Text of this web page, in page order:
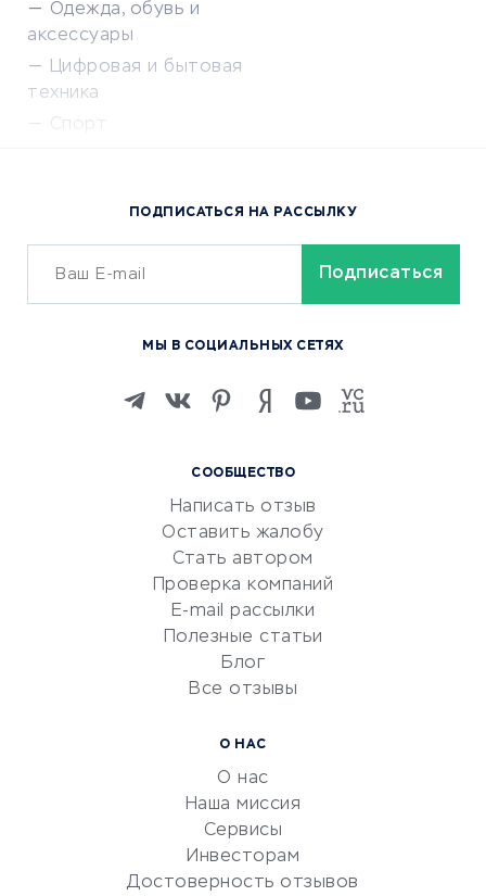
Одежда, обувь и
аксессуары
Цифровая и бытовая
техника
Спорт
Сервисы доставки
ОБУЧЕНИЕ И РАБОТА
Изучение иностранных
Маркетинг и продажи
Репетиторство
Красота и здоровье
Сервисы по поиску работы
Сетевой маркетинг
УСЛУГИ ДЛЯ БИЗНЕСА
документооборот
СООБЩЕСТВО
Написать отзыв
Оставить жалобу
Стать автором
Проверка компаний
E-mail рассылки
Полезные статьи
Блог
Все отзывы
О НАС
О нас
Наша миссия
Сервисы
Инвесторам
Достоверность отзывов
ПОДПИСАТЬСЯ НА РАССЫЛКУ
МЫ В СОЦИАЛЬНЫХ СЕТЯХ